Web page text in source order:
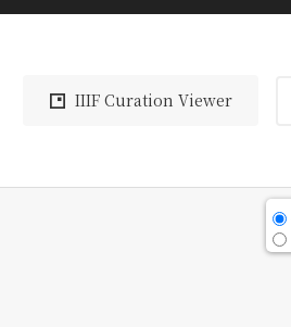
IIIF Curation Viewer